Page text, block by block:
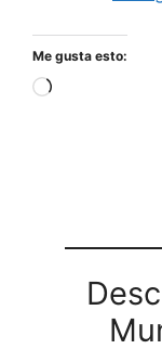
Me gusta esto:
Cargando...